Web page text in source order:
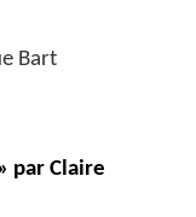
Bart
par Claire